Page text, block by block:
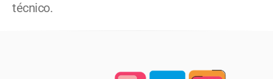
técnico.